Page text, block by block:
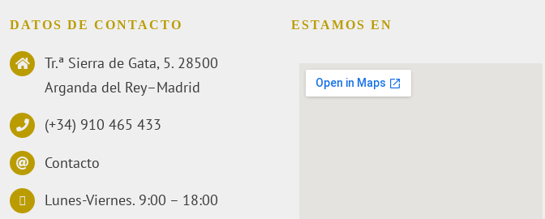
DATOS DE CONTACTO
Tr.ª Sierra de Gata, 5. 28500
Arganda del Rey–Madrid
(+34) 910 465 433
Contacto
Lunes-Viernes. 9:00 – 18:00
ESTAMOS EN